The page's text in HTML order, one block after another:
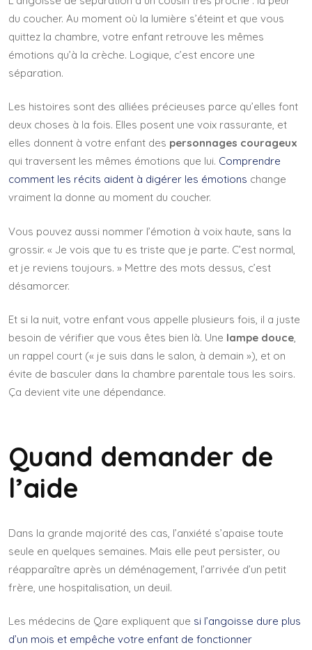
du coucher. Au moment où la lumière s’éteint et que vous
quittez la chambre, votre enfant retrouve les mêmes
émotions qu’à la crèche. Logique, c’est encore une
séparation.
Les histoires sont des alliées précieuses parce qu’elles font
deux choses à la fois. Elles posent une voix rassurante, et
elles donnent à votre enfant des personnages courageux
qui traversent les mêmes émotions que lui. Comprendre
comment les récits aident à digérer les émotions change
vraiment la donne au moment du coucher.
Vous pouvez aussi nommer l’émotion à voix haute, sans la
grossir. « Je vois que tu es triste que je parte. C’est normal,
et je reviens toujours. » Mettre des mots dessus, c’est
désamorcer.
Et si la nuit, votre enfant vous appelle plusieurs fois, il a juste
besoin de vérifier que vous êtes bien là. Une lampe douce,
un rappel court (« je suis dans le salon, à demain »), et on
évite de basculer dans la chambre parentale tous les soirs.
Ça devient vite une dépendance.
Quand demander de
l’aide
Dans la grande majorité des cas, l’anxiété s’apaise toute
seule en quelques semaines. Mais elle peut persister, ou
réapparaître après un déménagement, l’arrivée d’un petit
frère, une hospitalisation, un deuil.
Les médecins de Qare expliquent que si l’angoisse dure plus
d’un mois et empêche votre enfant de fonctionner